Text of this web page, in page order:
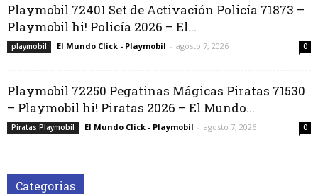
Playmobil 72401 Set de Activación Policía 71873 –
Playmobil hi! Policía 2026 – El...
playmobil El Mundo Click - Playmobil - agosto 7, 2026 0
Playmobil 72250 Pegatinas Mágicas Piratas 71530
– Playmobil hi! Piratas 2026 – El Mundo...
Piratas Playmobil El Mundo Click - Playmobil - agosto 7, 2026 0
Categorias